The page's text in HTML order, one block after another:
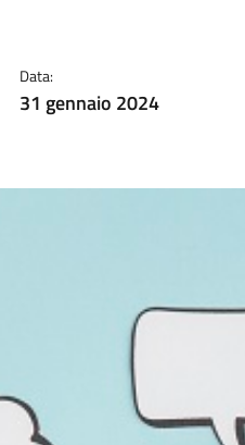
Data:
31 gennaio 2024